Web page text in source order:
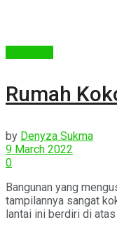
Rumah
by Denyza Sukma
9 March 2022
0
Bangunan yang
tampilannya sangat
lantai ini berdiri di atas